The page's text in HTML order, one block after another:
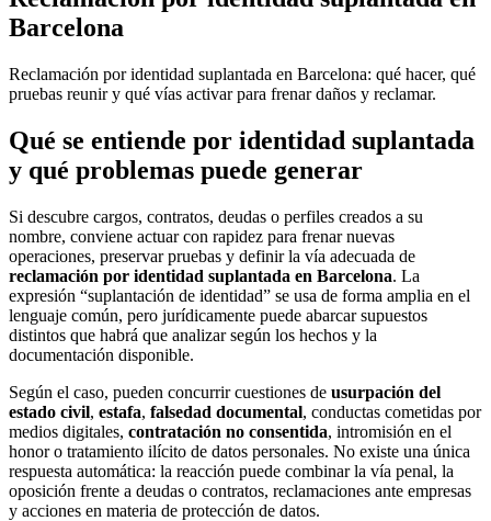
Barcelona
Reclamación por identidad suplantada en Barcelona: qué hacer, qué
pruebas reunir y qué vías activar para frenar daños y reclamar.
Qué se entiende por identidad suplantada
y qué problemas puede generar
Si descubre cargos, contratos, deudas o perfiles creados a su
nombre, conviene actuar con rapidez para frenar nuevas
operaciones, preservar pruebas y definir la vía adecuada de
reclamación por identidad suplantada en Barcelona. La
expresión “suplantación de identidad” se usa de forma amplia en el
lenguaje común, pero jurídicamente puede abarcar supuestos
distintos que habrá que analizar según los hechos y la
documentación disponible.
Según el caso, pueden concurrir cuestiones de usurpación del
estado civil, estafa, falsedad documental, conductas cometidas por
medios digitales, contratación no consentida, intromisión en el
honor o tratamiento ilícito de datos personales. No existe una única
respuesta automática: la reacción puede combinar la vía penal, la
oposición frente a deudas o contratos, reclamaciones ante empresas
y acciones en materia de protección de datos.